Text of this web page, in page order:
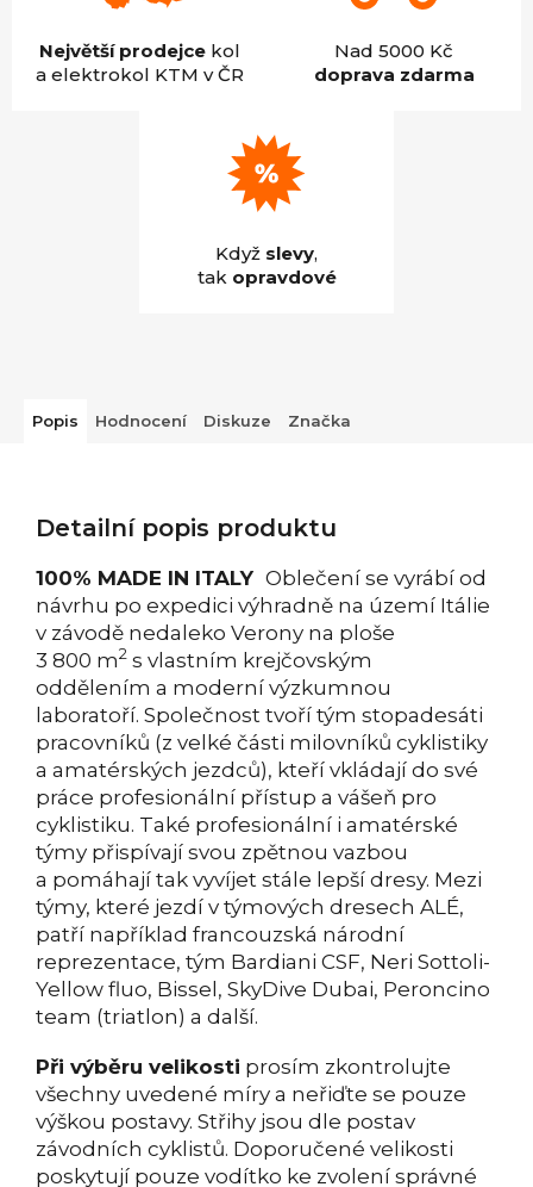
Největší prodejcekol
a elektrokol KTM v ČR
Nad 5000 Kč
doprava zdarma
Když slevy,
tak opravdové
Popis Hodnocení Diskuze Značka
Detailní popis produktu
100% MADE IN ITALY Oblečení se vyrábí od
návrhu po expedici výhradně na území Itálie
v závodě nedaleko Verony na ploše
3 800 m2 s vlastním krejčovským
oddělením a moderní výzkumnou
laboratoří. Společnost tvoří tým stopadesáti
pracovníků (z velké části milovníků cyklistiky
a amatérských jezdců), kteří vkládají do své
práce profesionální přístup a vášeň pro
cyklistiku. Také profesionální i amatérské
týmy přispívají svou zpětnou vazbou
a pomáhají tak vyvíjet stále lepší dresy. Mezi
týmy, které jezdí v týmových dresech ALÉ,
patří například francouzská národní
reprezentace, tým Bardiani CSF, Neri Sottoli-
Yellow fluo, Bissel, SkyDive Dubai, Peroncino
team (triatlon) a další.
Při výběru velikosti prosím zkontrolujte
všechny uvedené míry a neřiďte se pouze
výškou postavy. Střihy jsou dle postav
závodních cyklistů. Doporučené velikosti
poskytují pouze vodítko ke zvolení správné